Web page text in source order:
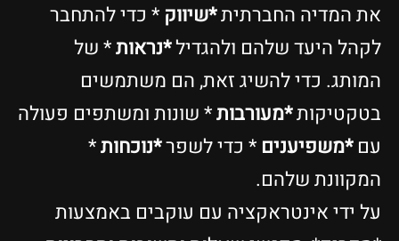
את המדיה החברתית*שיווק * כדי להתחבר
לקהל היעד שלהם ולהגדיל*נראות* של
המותג. כדי להשיג זאת, הם משתמשים
בטקטיקות*מעורבות* שונות ומשתפים פעולה
עם*משפיענים * כדי לשפר*נוכחות*
המקוונת שלהם.
על ידי אינטראקציה עם עוקבים באמצעות